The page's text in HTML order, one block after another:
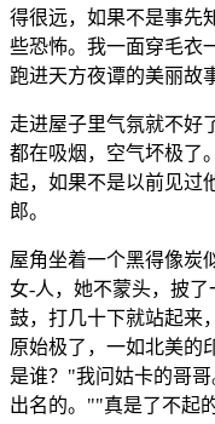
得很远，如果不是事先
些恐怖。我一面穿毛衣
跑进天方夜谭的美丽故
走进屋子里气氛就不好
都在吸烟，空气坏极了
起，如果不是以前见过
郎。
屋角坐着一个黑得像炭
女-人，她不蒙头，披
鼓，打几十下就站起来
原始极了，一如北美的
是谁？"我问姑卡的哥
出名的。""真是了不起